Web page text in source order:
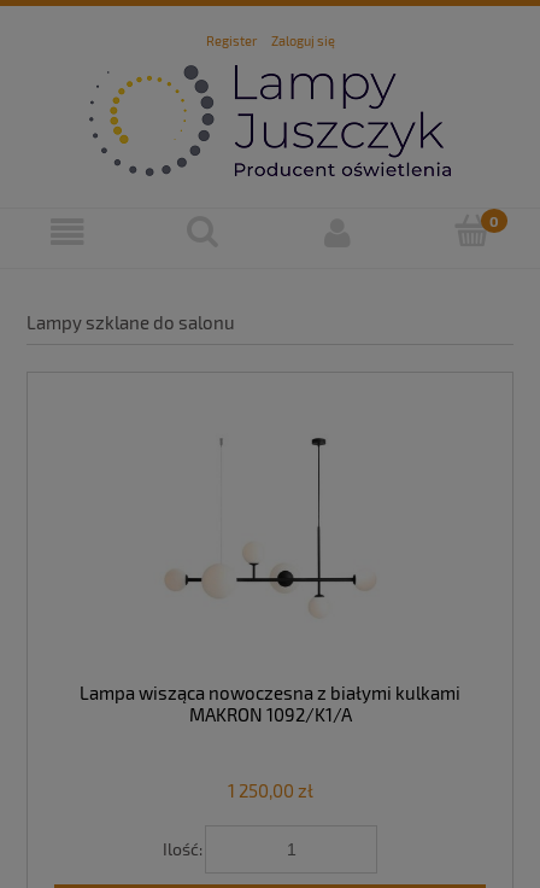
Register Zaloguj się
Lampy szklane do salonu
Lampa wisząca nowoczesna z białymi kulkami
MAKRON 1092/K1/A
1 250,00 zł
Ilość: